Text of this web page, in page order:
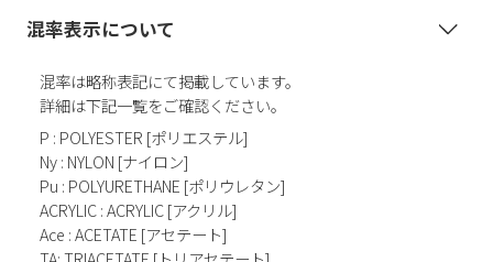
混率表示について
混率は略称表記にて掲載しています。
詳細は下記一覧をご確認ください。
P : POLYESTER [ポリエステル]
Ny : NYLON [ナイロン]
Pu : POLYURETHANE [ポリウレタン]
ACRYLIC : ACRYLIC [アクリル]
Ace : ACETATE [アセテート]